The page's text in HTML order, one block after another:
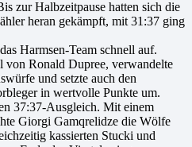
zur Halbzeitpause hatten sich die
heran gekämpft, mit 31:37 ging
Harmsen-Team schnell auf.
von Ronald Dupree, verwandelte
und setzte auch den
in wertvolle Punkte um.
37:37-Ausgleich. Mit einem
Giorgi Gamqrelidze die Wölfe
kassierten Stucki und